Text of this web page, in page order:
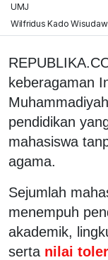
UMJ
Wilfridus Kado
keberagaman
pendidikan
mahasiswa
agama.
Sejumlah
menempuh
akademik,
serta nilai